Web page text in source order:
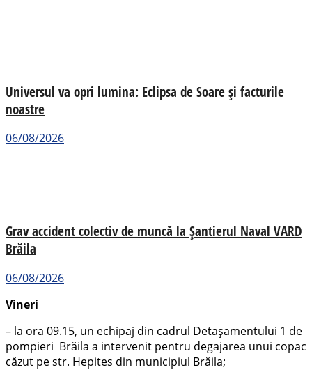
Universul va opri lumina: Eclipsa de Soare și facturile
noastre
06/08/2026
Grav accident colectiv de muncă la Șantierul Naval VARD
Brăila
06/08/2026
Vineri
– la ora 09.15, un echipaj din cadrul Detașamentului 1 de
pompieri Brăila a intervenit pentru degajarea unui copac
căzut pe str. Hepites din municipiul Brăila;